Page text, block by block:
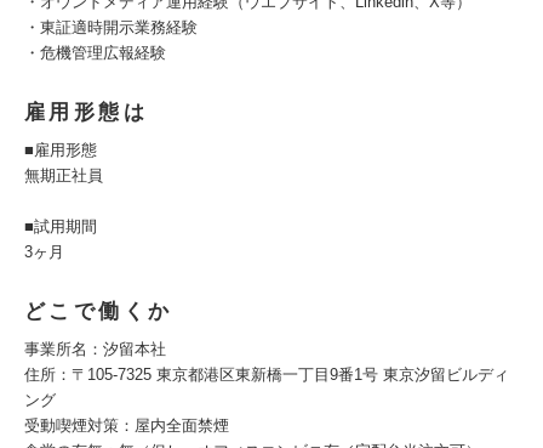
・東証適時開示業務経験
・危機管理広報経験
雇用形態は
■雇用形態
無期正社員
■試用期間
3ヶ月
どこで働くか
事業所名：汐留本社
住所：〒105-7325 東京都港区東新橋一丁目9番1号 東京汐留ビルディ
ング
受動喫煙対策：屋内全面禁煙